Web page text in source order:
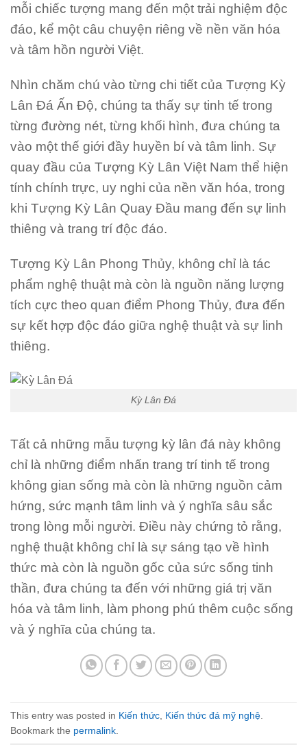
mỗi chiếc tượng mang đến một trải nghiệm độc
đáo, kể một câu chuyện riêng về nền văn hóa
và tâm hồn người Việt.
Nhìn chăm chú vào từng chi tiết của Tượng Kỳ
Lân Đá Ấn Độ, chúng ta thấy sự tinh tế trong
từng đường nét, từng khối hình, đưa chúng ta
vào một thế giới đầy huyền bí và tâm linh. Sự
quay đầu của Tượng Kỳ Lân Việt Nam thể hiện
tính chính trực, uy nghi của nền văn hóa, trong
khi Tượng Kỳ Lân Quay Đầu mang đến sự linh
thiêng và trang trí độc đáo.
Tượng Kỳ Lân Phong Thủy, không chỉ là tác
phẩm nghệ thuật mà còn là nguồn năng lượng
tích cực theo quan điểm Phong Thủy, đưa đến
sự kết hợp độc đáo giữa nghệ thuật và sự linh
thiêng.
Kỳ Lân Đá
Tất cả những mẫu tượng kỳ lân đá này không
chỉ là những điểm nhấn trang trí tinh tế trong
không gian sống mà còn là những nguồn cảm
hứng, sức mạnh tâm linh và ý nghĩa sâu sắc
trong lòng mỗi người. Điều này chứng tỏ rằng,
nghệ thuật không chỉ là sự sáng tạo về hình
thức mà còn là nguồn gốc của sức sống tinh
thần, đưa chúng ta đến với những giá trị văn
hóa và tâm linh, làm phong phú thêm cuộc sống
và ý nghĩa của chúng ta.
This entry was posted in Kiến thức Kiến thức đá mỹ nghệ
Bookmark the permalink